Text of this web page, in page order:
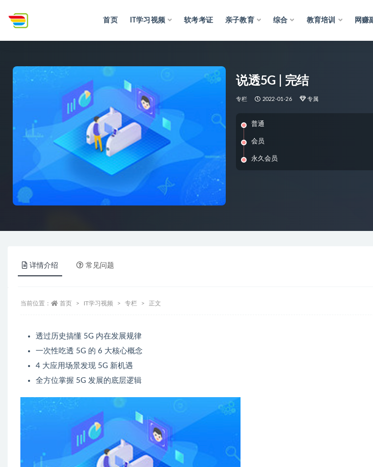
首页 IT学习视频 软考考证 亲子教育 综合 教育培训 网赚
说透5G | 完结
专栏 2022-01-26 专属
普通
会员
永久会员
详情介绍 常见问题
当前位置： 首页 IT学习视频 专栏 正文
透过历史搞懂 5G 内在发展规律
一次性吃透 5G 的 6 大核心概念
4 大应用场景发现 5G 新机遇
全方位掌握 5G 发展的底层逻辑